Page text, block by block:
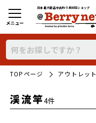
日本最大新品中古釣り具WEBショップ
メニュー
TOPページ アウトレット
渓流竿4件